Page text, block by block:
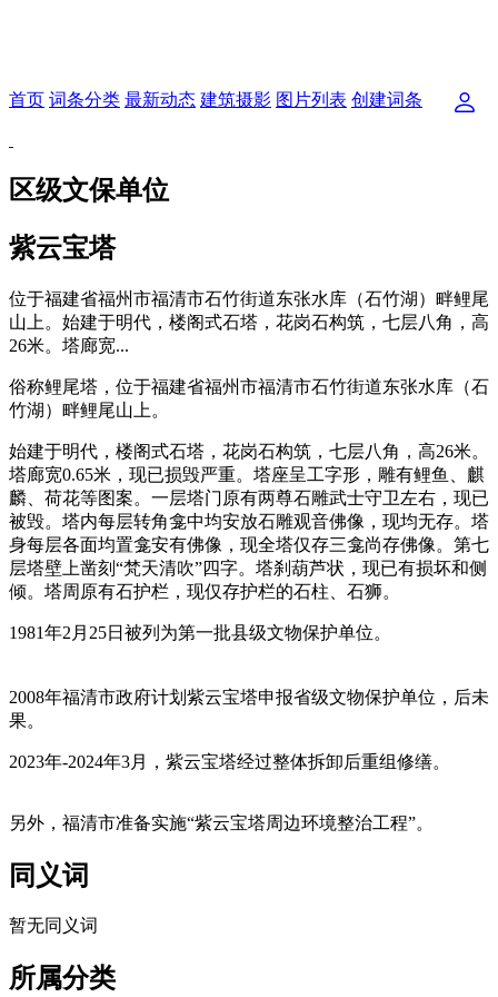
首页 词条分类 最新动态 建筑摄影 图片列表 创建词条
区级文保单位
紫云宝塔
位于福建省福州市福清市石竹街道东张水库（石竹湖）畔鲤尾
山上。始建于明代，楼阁式石塔，花岗石构筑，七层八角，高
26米。塔廊宽...
俗称鲤尾塔，位于福建省福州市福清市石竹街道东张水库（石
竹湖）畔鲤尾山上。
始建于明代，楼阁式石塔，花岗石构筑，七层八角，高26米。
塔廊宽0.65米，现已损毁严重。塔座呈工字形，雕有鲤鱼、麒
麟、荷花等图案。一层塔门原有两尊石雕武士守卫左右，现已
被毁。塔内每层转角龛中均安放石雕观音佛像，现均无存。塔
身每层各面均置龛安有佛像，现全塔仅存三龛尚存佛像。第七
层塔壁上凿刻“梵天清吹”四字。塔刹葫芦状，现已有损坏和侧
倾。塔周原有石护栏，现仅存护栏的石柱、石狮。
1981年2月25日被列为第一批县级文物保护单位。
2008年福清市政府计划紫云宝塔申报省级文物保护单位，后未
果。
2023年-2024年3月，紫云宝塔经过整体拆卸后重组修缮。
另外，福清市准备实施“紫云宝塔周边环境整治工程”。
同义词
暂无同义词
所属分类